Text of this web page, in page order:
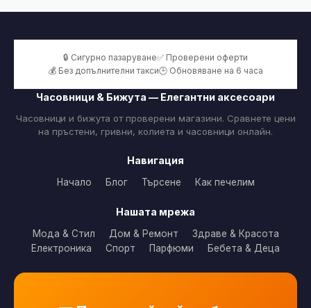
🔒 Сигурно пазаруване✅ Проверени оферти
💰 Без допълнителни такси🕒 Обновяване на 6 часа
Часовници & Бижута — Елегантни аксесоари
Часовници и бижута от проверени магазини. Сравнете цени
на пръстени, гривни, колиета и часовници онлайн.
Навигация
Начало Блог Търсене Как печелим
Нашата мрежа
Мода & Стил Дом & Ремонт
Здраве & Красота
Електроника
Спорт Парфюми Бебета & Деца